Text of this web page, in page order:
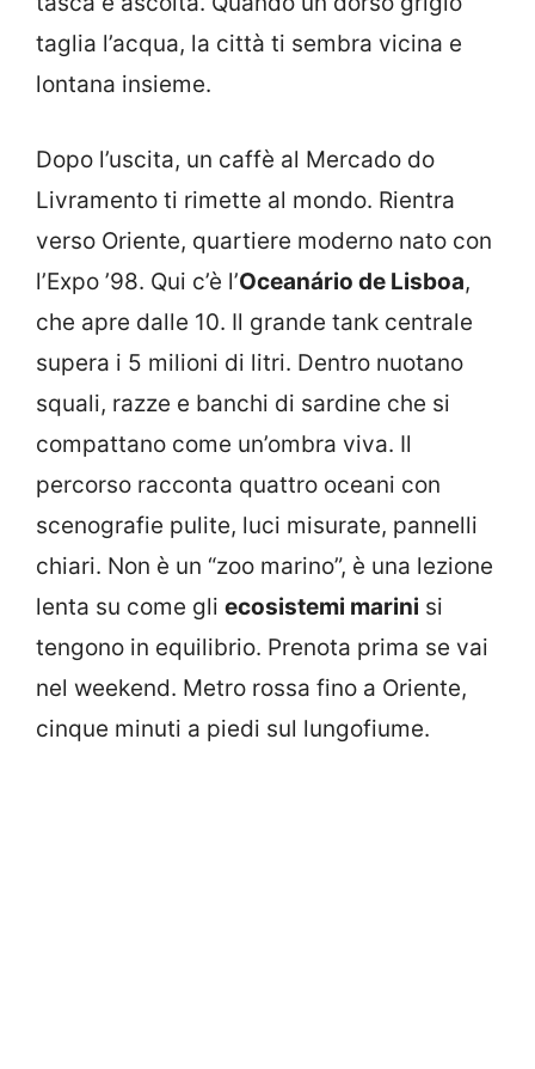
taglia l’acqua, la città ti sembra vicina e
lontana insieme.
Dopo l’uscita, un caffè al Mercado do
Livramento ti rimette al mondo. Rientra
verso Oriente, quartiere moderno nato con
l’Expo ’98. Qui c’è l’Oceanário de Lisboa,
che apre dalle 10. Il grande tank centrale
supera i 5 milioni di litri. Dentro nuotano
squali, razze e banchi di sardine che si
compattano come un’ombra viva. Il
percorso racconta quattro oceani con
scenografie pulite, luci misurate, pannelli
chiari. Non è un “zoo marino”, è una lezione
lenta su come gli ecosistemi marini si
tengono in equilibrio. Prenota prima se vai
nel weekend. Metro rossa fino a Oriente,
cinque minuti a piedi sul lungofiume.